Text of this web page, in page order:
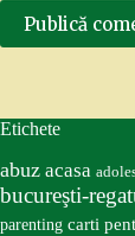
Publică
Etichete
abuz acasa
bucureşti-
parenting carti